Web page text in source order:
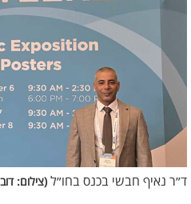
ד״ר נאיף חבשי בכנס בחו״ל (צילום: